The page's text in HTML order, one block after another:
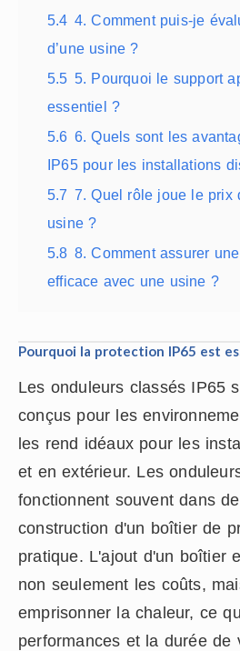
5.4 4. Comment puis-je
d’une usine ?
5.5 5. Pourquoi le support
essentiel ?
5.6 6. Quels sont les
IP65 pour les installations
5.7 7. Quel rôle joue le prix
usine ?
5.8 8. Comment assurer
efficace avec une usine ?
Pourquoi la protection IP65 est
Les onduleurs classés IP65
conçus pour les
les rend idéaux pour les
et en extérieur. Les
fonctionnent souvent dans
construction d'un boîtier de
pratique. L'ajout d'un boîtier
non seulement les coûts,
emprisonner la chaleur, ce
performances et la durée de